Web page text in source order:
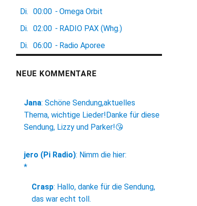
Di. 00:00 - Omega Orbit
Di. 02:00 - RADIO PAX (Whg.)
Di. 06:00 - Radio Aporee
NEUE KOMMENTARE
Jana: Schöne Sendung,aktuelles
Thema, wichtige Lieder!Danke für diese
Sendung, Lizzy und Parker!😘
jero (Pi Radio): Nimm die hier:
*
Crasp: Hallo, danke für die Sendung,
das war echt toll.